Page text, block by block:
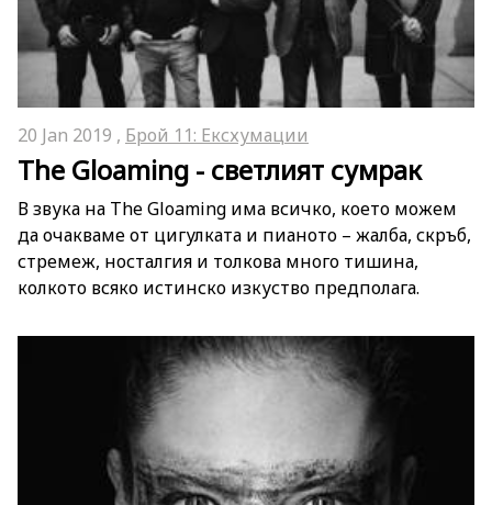
20 Jan 2019 , Брой 11: Ексхумации
The Gloaming - светлият сумрак
В звука на The Gloaming има всичко, което можем
да очакваме от цигулката и пианото – жалба, скръб,
стремеж, носталгия и толкова много тишина,
колкото всяко истинско изкуство предполага.